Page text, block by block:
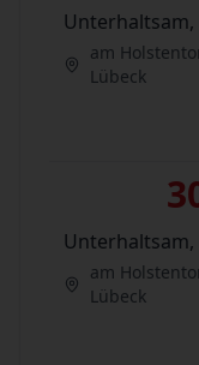
am
Lübeck
am
Lübeck